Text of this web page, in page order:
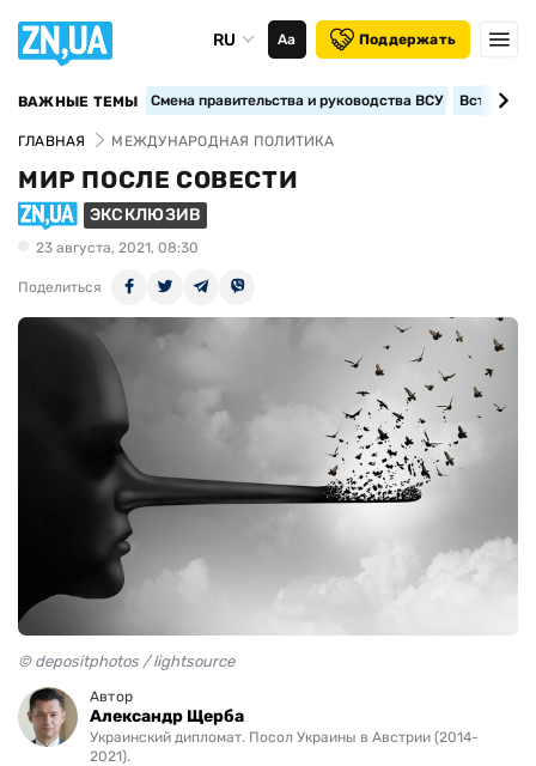
RU Аа Поддержать
ВАЖНЫЕ ТЕМЫ Смена правительства и руководства ВСУ
ГЛАВНАЯ МЕЖДУНАРОДНАЯ ПОЛИТИКА
МИР ПОСЛЕ СОВЕСТИ
ЭКСКЛЮЗИВ
23 августа, 2021, 08:30
Поделиться
© depositphotos / lightsource
Автор
Александр Щерба
Украинский дипломат. Посол Украины в Австрии (2014-
2021).